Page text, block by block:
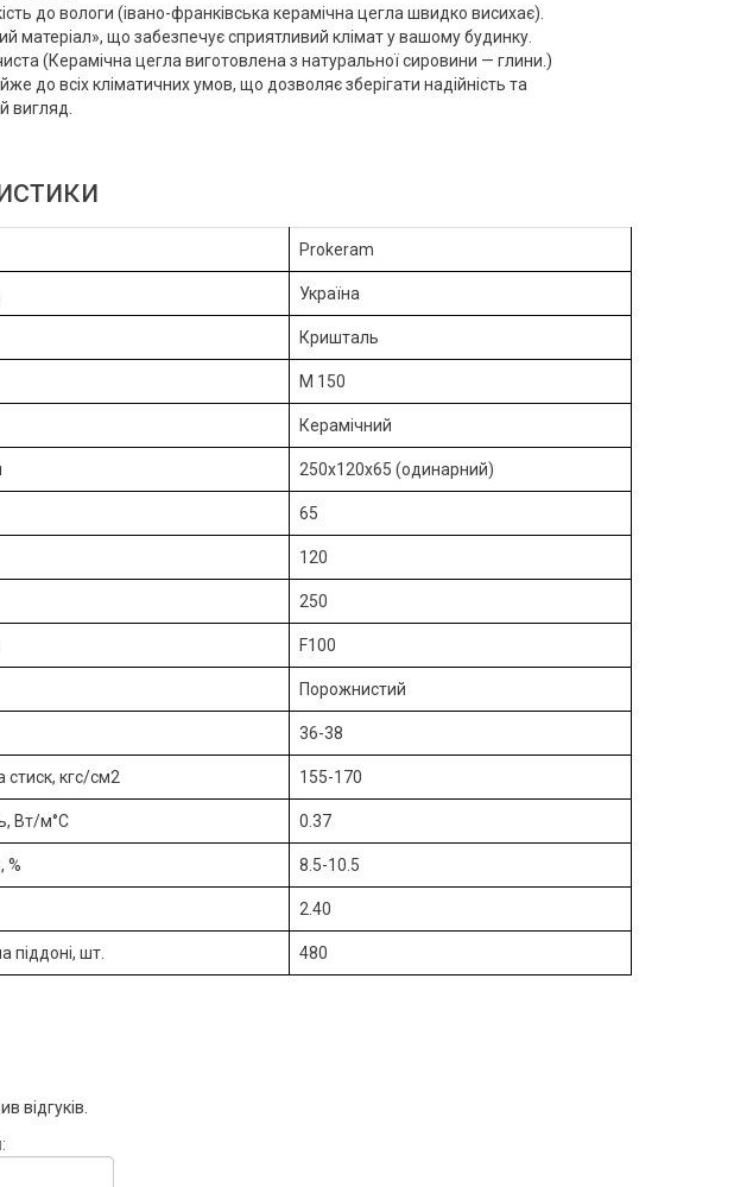
до вологи (івано-франківська керамічна цегла швидко висихає).
матеріал», що забезпечує сприятливий клімат у вашому будинку.
(Керамічна цегла виготовлена з натуральної сировини — глини.)
до всіх кліматичних умов, що дозволяє зберігати надійність та
вигляд.
Prokeram
Україна
Кришталь
М 150
Керамічний
250х120х65 (одинарний)
65
120
250
F100
Порожнистий
36-38
стиск, кгс/см2 155-170
Вт/м°С 0.37
% 8.5-10.5
2.40
піддоні, шт. 480
відгуків.